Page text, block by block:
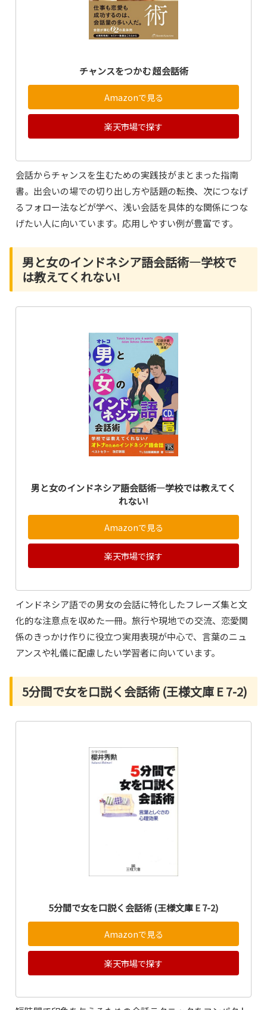
チャンスをつかむ 超会話術
Amazonで見る
楽天市場で探す
会話からチャンスを生むための実践技がまとまった指南
書。出会いの場での切り出し方や話題の転換、次につなげ
るフォロー法などが学べ、浅い会話を具体的な関係につな
げたい人に向いています。応用しやすい例が豊富です。
男と女のインドネシア語会話術―学校で
は教えてくれない!
男と女のインドネシア語会話術―学校では教えてく
れない!
Amazonで見る
楽天市場で探す
インドネシア語での男女の会話に特化したフレーズ集と文
化的な注意点を収めた一冊。旅行や現地での交流、恋愛関
係のきっかけ作りに役立つ実用表現が中心で、言葉のニュ
アンスや礼儀に配慮したい学習者に向いています。
5分間で女を口説く会話術 (王様文庫 E 7-2)
5分間で女を口説く会話術 (王様文庫 E 7-2)
Amazonで見る
楽天市場で探す